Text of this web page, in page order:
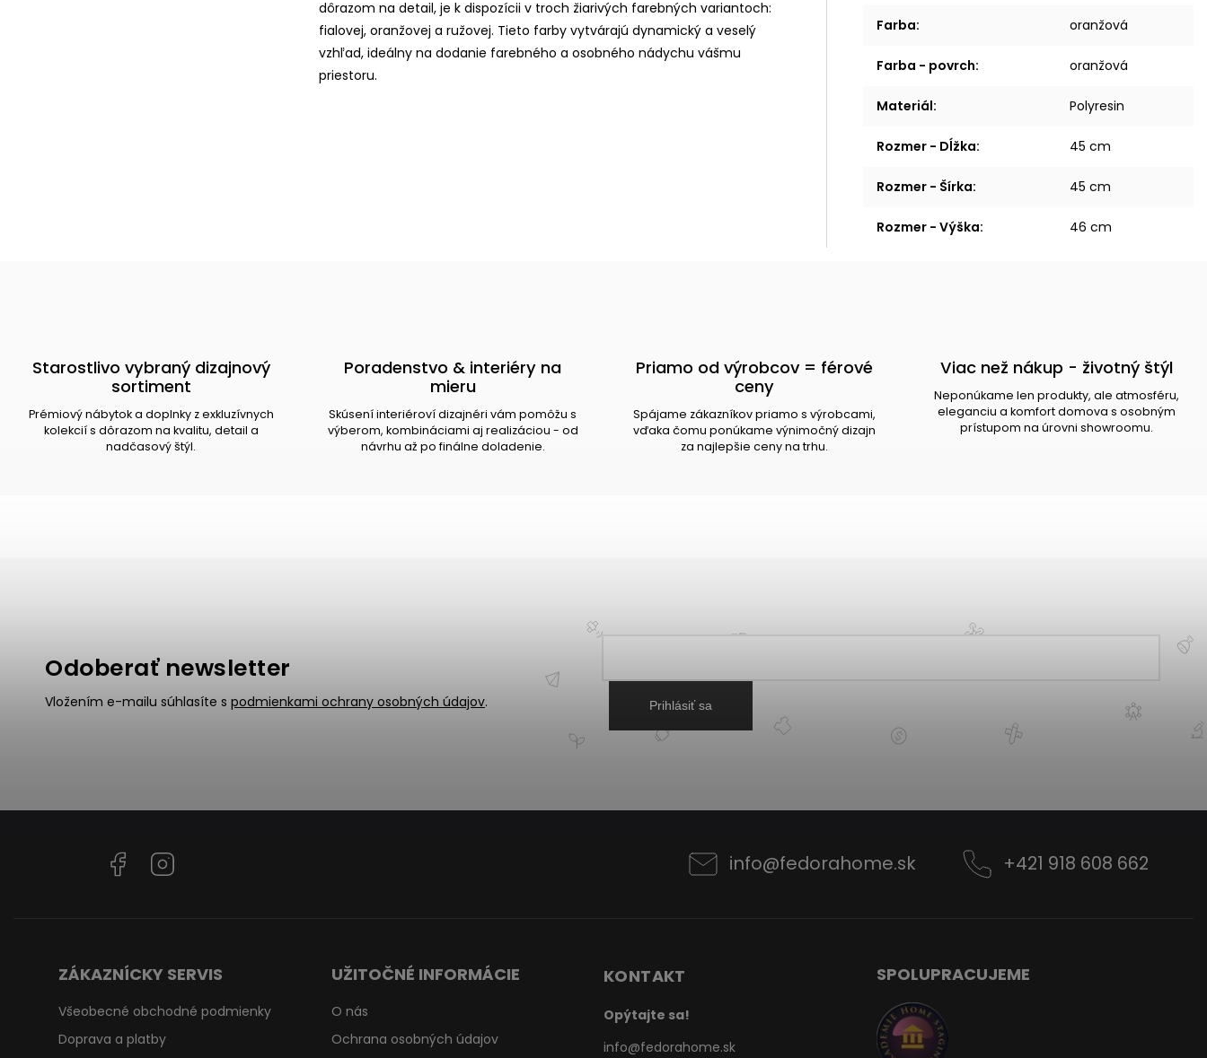
dôrazom na detail, je k dispozícii v troch žiarivých farebných variantoch:
fialovej, oranžovej a ružovej. Tieto farby vytvárajú dynamický a veselý
vzhľad, ideálny na dodanie farebného a osobného nádychu vášmu
priestoru.
Farba: oranžová
Farba - povrch: oranžová
Materiál: Polyresin
Rozmer - Dĺžka: 45 cm
Rozmer - Šírka: 45 cm
Rozmer - Výška: 46 cm
Starostlivo vybraný dizajnový
sortiment
Prémiový nábytok a doplnky z exkluzívnych
kolekcií s dôrazom na kvalitu, detail a
nadčasový štýl.
Poradenstvo & interiéry na
mieru
Skúsení interiéroví dizajnéri vám pomôžu s
výberom, kombináciami aj realizáciou - od
návrhu až po finálne doladenie.
Priamo od výrobcov = férové
ceny
Spájame zákazníkov priamo s výrobcami,
vďaka čomu ponúkame výnimočný dizajn
za najlepšie ceny na trhu.
Viac než nákup - životný štýl
Neponúkame len produkty, ale atmosféru,
eleganciu a komfort domova s osobným
prístupom na úrovni showroomu.
Odoberať newsletter
Vložením e-mailu súhlasíte s podmienkami ochrany osobných údajov. Prihlásiť sa
Facebook info@fedorahome.sk +421 918 608 662
ZÁKAZNÍCKY SERVIS
Všeobecné obchodné podmienky
Doprava a platby
UŽITOČNÉ INFORMÁCIE
O nás
Ochrana osobných údajov
KONTAKT
Opýtajte sa!
info@fedorahome.sk
SPOLUPRACUJEME